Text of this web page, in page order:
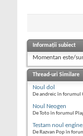
Informații subiect
Momentan este/
Thread-uri Similare
Noul dol
De andreic în forumul
Noul Neogen
De Toto în forumul
Testam noul
De Razvan Pop în